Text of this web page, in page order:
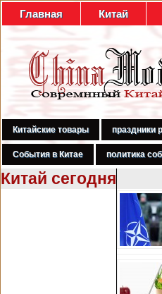
Главная Китай
Китайские товары праздники
События в Китае политика
Китай сегодня